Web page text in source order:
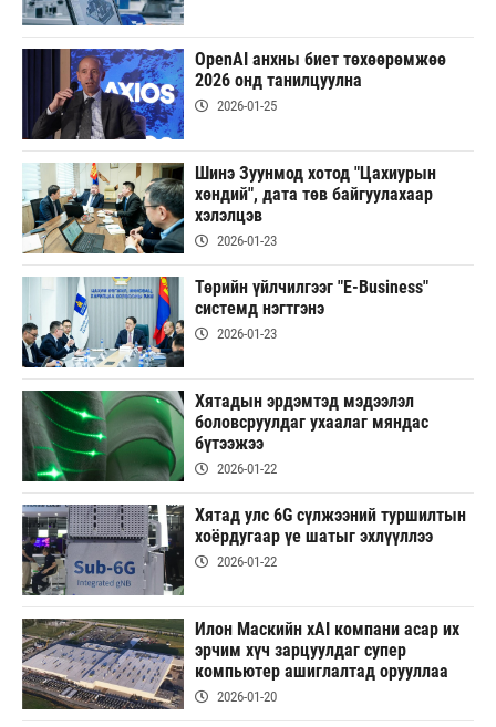
OpenAI анхны биет төхөөрөмжөө
2026 онд танилцуулна
2026-01-25
Шинэ Зуунмод хотод "Цахиурын
хөндий", дата төв байгуулахаар
хэлэлцэв
2026-01-23
Төрийн үйлчилгээг "E-Business"
системд нэгтгэнэ
2026-01-23
Хятадын эрдэмтэд мэдээлэл
боловсруулдаг ухаалаг мяндас
бүтээжээ
2026-01-22
Хятад улс 6G сүлжээний туршилтын
хоёрдугаар үе шатыг эхлүүллээ
2026-01-22
Илон Маскийн xAI компани асар их
эрчим хүч зарцуулдаг супер
компьютер ашиглалтад орууллаа
2026-01-20